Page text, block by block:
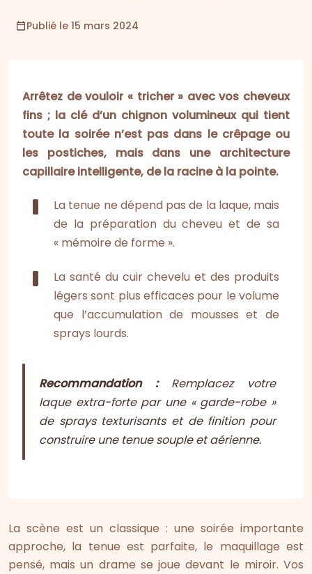
Publié le 15 mars 2024
Arrêtez de vouloir « tricher » avec vos cheveux
fins ; la clé d’un chignon volumineux qui tient
toute la soirée n’est pas dans le crêpage ou
les postiches, mais dans une architecture
capillaire intelligente, de la racine à la pointe.
La tenue ne dépend pas de la laque, mais
de la préparation du cheveu et de sa
« mémoire de forme ».
La santé du cuir chevelu et des produits
légers sont plus efficaces pour le volume
que l’accumulation de mousses et de
sprays lourds.
Recommandation :Remplacez votre
laque extra-forte par une « garde-robe »
de sprays texturisants et de finition pour
construire une tenue souple et aérienne.
La scène est un classique : une soirée importante
approche, la tenue est parfaite, le maquillage est
pensé, mais un drame se joue devant le miroir. Vos